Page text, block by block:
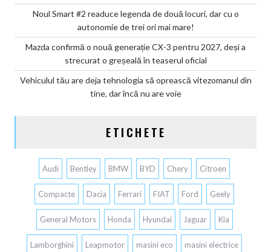
Noul Smart #2 readuce legenda de două locuri, dar cu o
autonomie de trei ori mai mare!
Mazda confirmă o nouă generație CX-3 pentru 2027, deși a
strecurat o greșeală în teaserul oficial
Vehiculul tău are deja tehnologia să oprească vitezomanul din
tine, dar încă nu are voie
ETICHETE
Audi Bentley BMW BYD Chery Citroen
Compacte Dacia Ferrari FIAT Ford Geely
General Motors Honda Hyundai Jaguar Kia
Lamborghini Leapmotor masini eco masini electrice